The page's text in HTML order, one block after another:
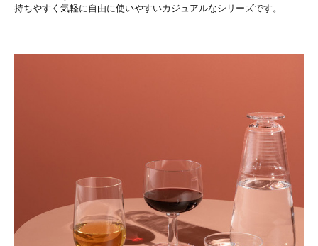
持ちやすく気軽に自由に使いやすいカジュアルなシリーズです。